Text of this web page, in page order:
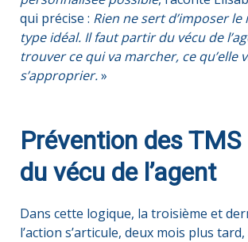
qui précise : Rien ne sert d’imposer
type idéal. Il faut partir du vécu de
trouver ce qui va marcher, ce qu’elle
s’approprier.»
Prévention des
du vécu de l’agent
Dans cette logique, la troisième et
l’action s’articule, deux mois plus